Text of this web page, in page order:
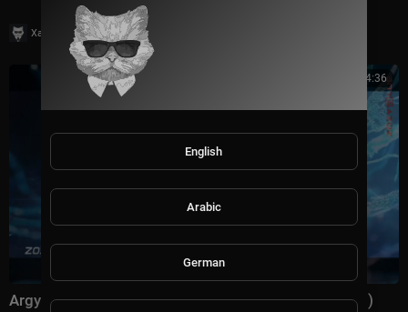
Хаус Рычалкин | 61 просмотры
4:36
Argy & Omnya - Aria (Progressive Mix) (Music Video)
English
Arabic
German